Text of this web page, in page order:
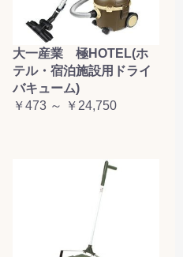
大一産業 極HOTEL(ホ
テル・宿泊施設用ドライ
バキューム)
￥473 ～ ￥24,750